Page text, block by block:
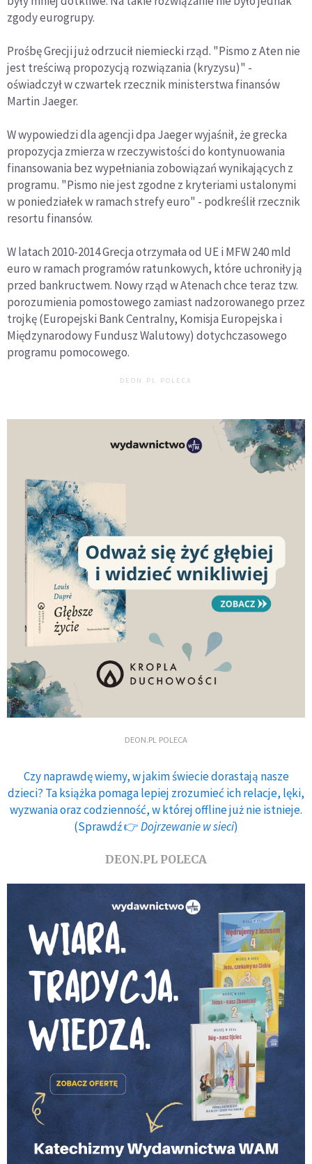
zgody eurogrupy.
Prośbę Grecji już odrzucił niemiecki rząd. "Pismo z Aten nie
jest treściwą propozycją rozwiązania (kryzysu)" -
oświadczył w czwartek rzecznik ministerstwa finansów
Martin Jaeger.
W wypowiedzi dla agencji dpa Jaeger wyjaśnił, że grecka
propozycja zmierza w rzeczywistości do kontynuowania
finansowania bez wypełniania zobowiązań wynikających z
programu. "Pismo nie jest zgodne z kryteriami ustalonymi
w poniedziałek w ramach strefy euro" - podkreślił rzecznik
resortu finansów.
W latach 2010-2014 Grecja otrzymała od UE i MFW 240 mld
euro w ramach programów ratunkowych, które uchroniły ją
przed bankructwem. Nowy rząd w Atenach chce teraz tzw.
porozumienia pomostowego zamiast nadzorowanego przez
trojkę (Europejski Bank Centralny, Komisja Europejska i
Międzynarodowy Fundusz Walutowy) dotychczasowego
programu pomocowego.
DEON.PL POLECA
DEON.PL POLECA
Czy naprawdę wiemy, w jakim świecie dorastają nasze
dzieci? Ta książka pomaga lepiej zrozumieć ich relacje, lęki,
wyzwania oraz codzienność, w której offline już nie istnieje.
(Sprawdź 👉Dojrzewanie w sieci)
DEON.PL POLECA